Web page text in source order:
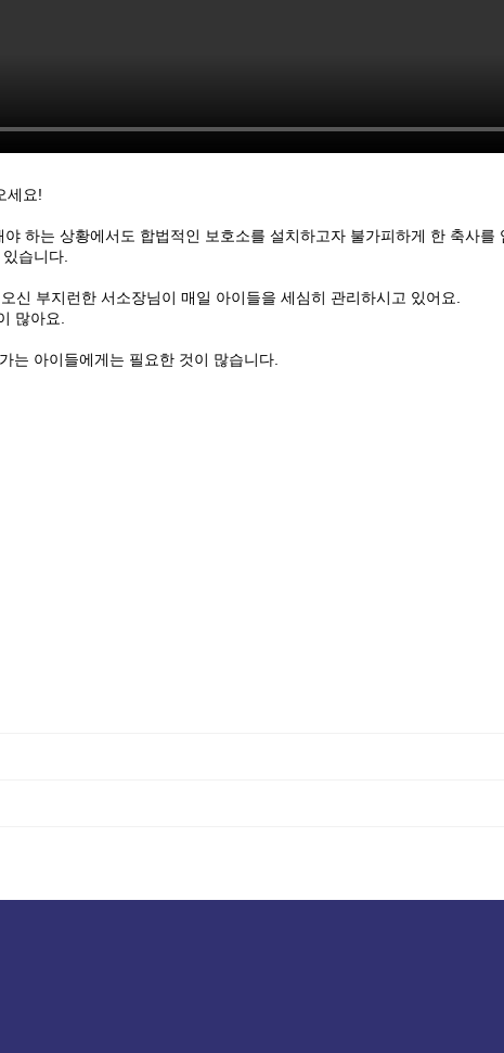
세요!
하는 상황에서도 합법적인 보호소를 설치하고자 불가피하게 한 축사를
습니다.
부지런한 서소장님이 매일 아이들을 세심히 관리하시고 있어요.
많아요.
는 아이들에게는 필요한 것이 많습니다.